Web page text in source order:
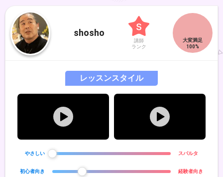
に「Nene Fantasy Concert」、2025年にデュオリサイタル「Stellato
Duo」を主催。同年、ミヒャール・マチャシチック氏のマスタークラス
を受講。これまでにヴァイオリンを原田絵理、貞国克己、浦川宜也、藤
原望、三木妙子、西和田ゆう、久保田巧、久保良治の各氏に、副科ピア
ノを貞国真由美、古賀千恵、阿部美果子の各氏に、副科ヴィオラを佐々
井上渚、木村徹、池田菊衛の各氏に師事。
shosho
講師
ランク
レッスンスタイル
やさしい スパルタ
初心者向き 経験者向き